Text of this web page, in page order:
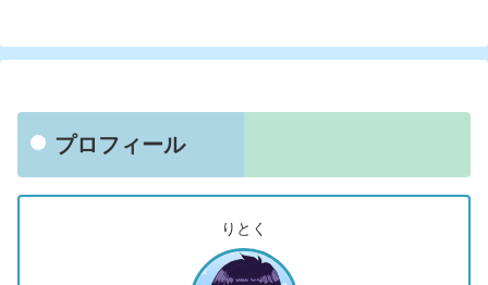
プロフィール
りとく